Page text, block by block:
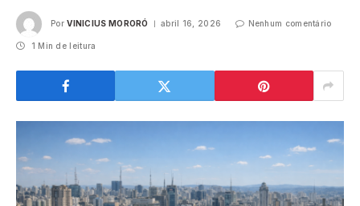
Por VINICIUS MORORÓ abril 16, 2026 Nenhum comentário
1 Min de leitura